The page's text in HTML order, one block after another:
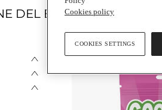
DEL BEBÉ GOODIES
Cookies policy
COOKIES SETTINGS